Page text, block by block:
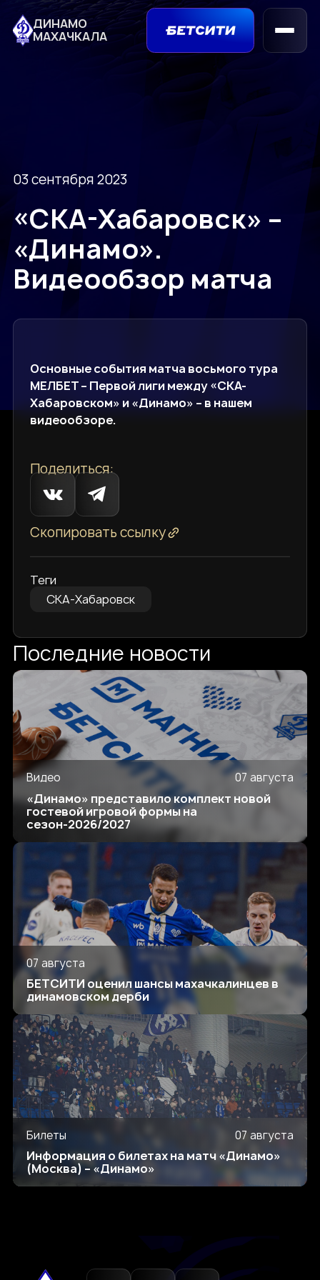
ДИНАМО
МАХАЧКАЛА
03 сентября 2023
«СКА-Хабаровск» –
«Динамо».
Видеообзор матча
Основные события матча восьмого тура
МЕЛБЕТ – Первой лиги между «СКА-
Хабаровском» и «Динамо» – в нашем
видеообзоре.
Поделиться:
Скопировать ссылку
Теги
СКА-Хабаровск
Последние новости
Видео 07 августа
«Динамо» представило комплект новой
гостевой игровой формы на
сезон-2026/2027
07 августа
БЕТСИТИ оценил шансы махачкалинцев в
динамовском дерби
Билеты 07 августа
Информация о билетах на матч «Динамо»
(Москва) – «Динамо»